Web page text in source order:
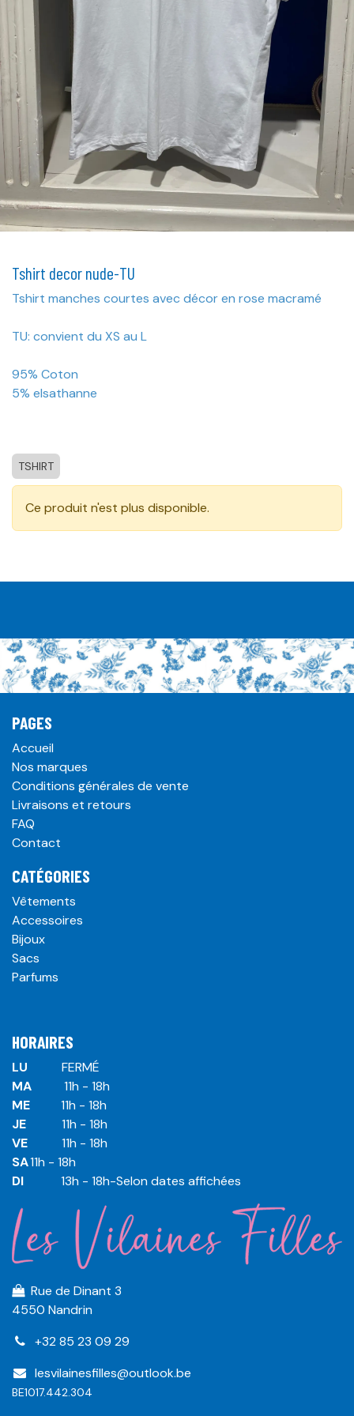
Tshirt decor nude-TU
Tshirt manches courtes avec décor en rose macramé
TU: convient du XS au L
95% Coton
5% elsathanne
TSHIRT
Ce produit n'est plus disponible.
PAGES
Accueil
Nos marques
Conditions générales de vente
Livraisons et retours
FAQ
Contact
CATÉGORIES
Vêtements
Accessoires
Bijoux
Sacs
Parfums
HORAIRES
LU
​ ​FERMÉ
MA
​11h - 18h
ME
​11h - 18h
JE
​​11h - 18h
VE
​​​11h - 18h
SA​​​11h - 18h
DI
​​​ 13h - 18h-Selon dates affichées
Rue de Dinant 3
4550 Nandrin
+32 85 23 09 29
lesvilainesfilles@outlook.be
BE1017.442.304